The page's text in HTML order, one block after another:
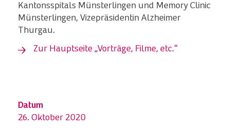
Kantonsspitals Münsterlingen und Memory Clinic
Münsterlingen, Vizepräsidentin Alzheimer
Thurgau.
Zur Hauptseite „Vorträge, Filme, etc.“
Datum
26. Oktober 2020